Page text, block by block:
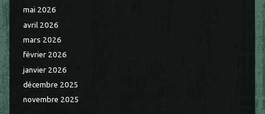
mai 2026
avril 2026
mars 2026
février 2026
janvier 2026
décembre 2025
novembre 2025